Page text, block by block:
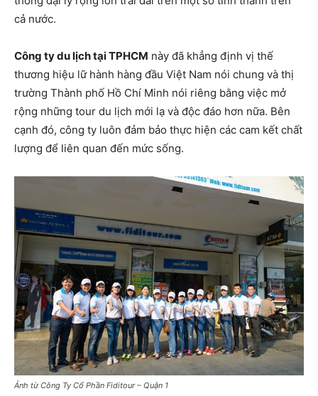
cả nước.
Công ty du lịch tại TPHCM này đã khẳng định vị thế
thương hiệu lữ hành hàng đầu Việt Nam nói chung và thị
trường Thành phố Hồ Chí Minh nói riêng bằng việc mở
rộng những tour du lịch mới lạ và độc đáo hơn nữa. Bên
cạnh đó, công ty luôn đảm bảo thực hiện các cam kết chất
lượng để liên quan đến mức sống.
Ảnh từ Công Ty Cổ Phần Fiditour – Quận 1